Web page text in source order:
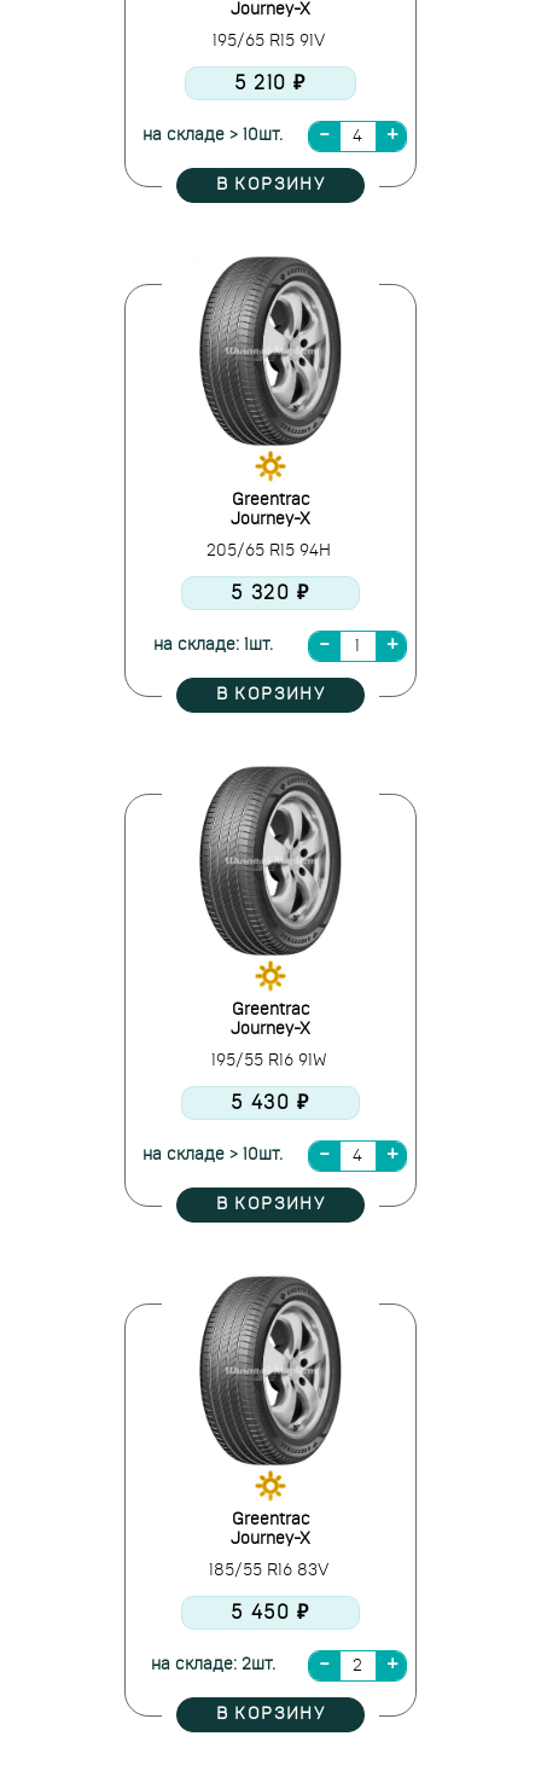
Journey-X
195/65 R15 91V
5 210 ₽
на складе > 10шт.
В КОРЗИНУ
Greentrac
Journey-X
205/65 R15 94H
5 320 ₽
на складе: 1шт.
В КОРЗИНУ
Greentrac
Journey-X
195/55 R16 91W
5 430 ₽
на складе > 10шт.
В КОРЗИНУ
Greentrac
Journey-X
185/55 R16 83V
5 450 ₽
на складе: 2шт.
В КОРЗИНУ